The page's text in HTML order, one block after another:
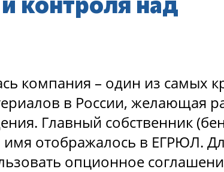
компания – один из самых
в России, желающая
Главный собственник
имя отображалось в ЕГРЮЛ.
опционное